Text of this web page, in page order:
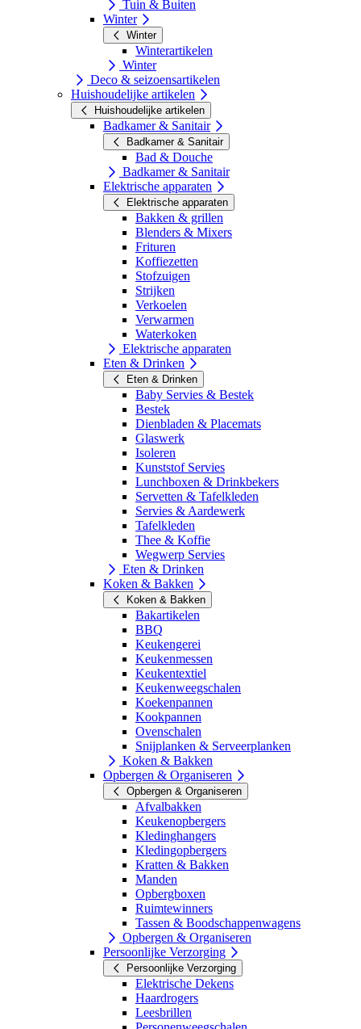
Tuin & Buiten
Winter
Winter
Winterartikelen
Winter
Deco & seizoensartikelen
Huishoudelijke artikelen
Huishoudelijke artikelen
Badkamer & Sanitair
Badkamer & Sanitair
Bad & Douche
Badkamer & Sanitair
Elektrische apparaten
Elektrische apparaten
Bakken & grillen
Blenders & Mixers
Frituren
Koffiezetten
Stofzuigen
Strijken
Verkoelen
Verwarmen
Waterkoken
Elektrische apparaten
Eten & Drinken
Eten & Drinken
Baby Servies & Bestek
Bestek
Dienbladen & Placemats
Glaswerk
Isoleren
Kunststof Servies
Lunchboxen & Drinkbekers
Servetten & Tafelkleden
Servies & Aardewerk
Tafelkleden
Thee & Koffie
Wegwerp Servies
Eten & Drinken
Koken & Bakken
Koken & Bakken
Bakartikelen
BBQ
Keukengerei
Keukenmessen
Keukentextiel
Keukenweegschalen
Koekenpannen
Kookpannen
Ovenschalen
Snijplanken & Serveerplanken
Koken & Bakken
Opbergen & Organiseren
Opbergen & Organiseren
Afvalbakken
Keukenopbergers
Kledinghangers
Kledingopbergers
Kratten & Bakken
Manden
Opbergboxen
Ruimtewinners
Tassen & Boodschappenwagens
Opbergen & Organiseren
Persoonlijke Verzorging
Persoonlijke Verzorging
Elektrische Dekens
Haardrogers
Leesbrillen